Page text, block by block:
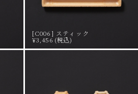
[C006] スティック
¥3,456 (税込)